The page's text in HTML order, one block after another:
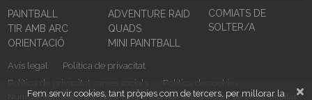
PAINTBALL
TIR AMB ARC
ORIENTACIÓ
ADVENTURE RAID
QUADS
MINI PAINTBALL
COMIATS DE
SOLTER/A
Avís legal
Política de privacitat
Política de privacitat xarxes socials
Política de cookies
Núm. De Registre CT19/2003, complint la normativa vigent de la Generalitat
Fem servir cookies, tant pròpies com de tercers, per millorar la